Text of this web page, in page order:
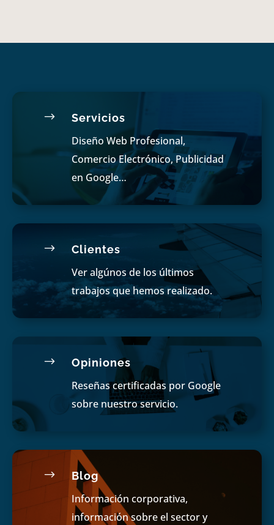
$ Servicios
Diseño Web Profesional,
Comercio Electrónico, Publicidad
en Google…
$ Clientes
Ver algúnos de los últimos
trabajos que hemos realizado.
$ Opiniones
Reseñas certificadas por Google
sobre nuestro servicio.
$ Blog
Información corporativa,
información sobre el sector y